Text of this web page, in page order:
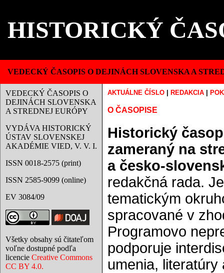
HISTORICKÝ
VEDECKÝ ČASOPIS O DEJINÁCH SLOVENSKA A
VEDECKÝ ČASOPIS O
DEJINÁCH SLOVENSKA
A STREDNEJ EURÓPY
VYDÁVA HISTORICKÝ
ÚSTAV SLOVENSKEJ
AKADÉMIE VIED, V. V. I.
ISSN 0018-2575 (print)
ISSN 2585-9099 (online)
EV 3084/09
Všetky obsahy sú čitateľom
voľne dostupné podľa
licencie Creative Commons
CC BY 4.0.
AKTUÁLNE ČÍSLO REDAKCIA
O ČASOPISE
Historický
zameraný na
a česko-
redakčná rada.
tematickým
spracované v
Programovo
podporuje
umenia,